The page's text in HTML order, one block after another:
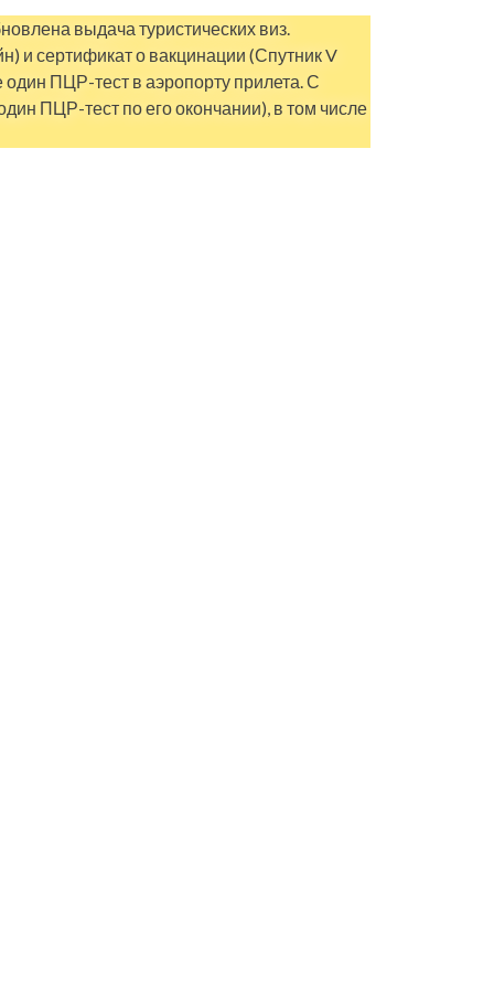
выдача туристических виз.
и сертификат о вакцинации (Спутник V
ПЦР-тест в аэропорту прилета. С
ПЦР-тест по его окончании), в том числе